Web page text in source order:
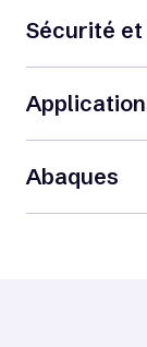
Sécurité et
Abaques